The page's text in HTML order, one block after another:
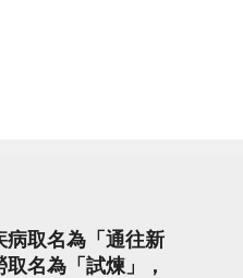
病取名為「通往新
名為「試煉」，